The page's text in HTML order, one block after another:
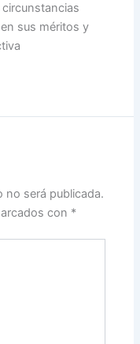
sus méritos y
no será publicada.
con *